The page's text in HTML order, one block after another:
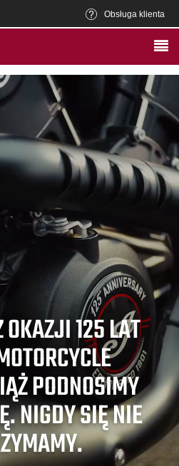
Obsługa klienta
125 LAT
PODNOSIMY
NIGDY SIĘ NIE